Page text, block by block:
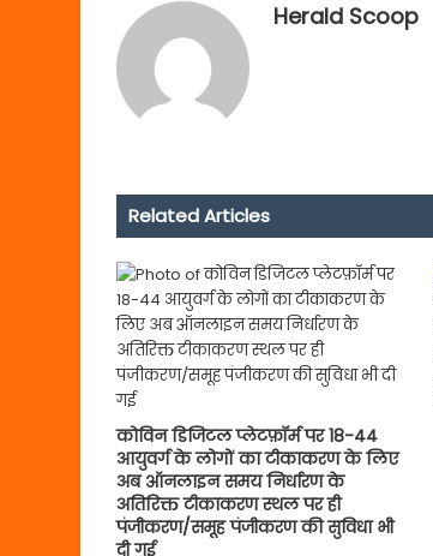
Herald Scoop
Related Articles
कोविन डिजिटल प्लेटफ़ॉर्म पर 18-44
आयुवर्ग के लोगों का टीकाकरण के लिए
अब ऑनलाइन समय निर्धारण के
अतिरिक्त टीकाकरण स्थल पर ही
पंजीकरण/समूह पंजीकरण की सुविधा भी
दी गई